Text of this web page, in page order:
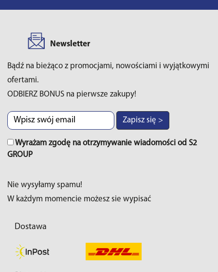
Newsletter
Bądź na bieżąco z promocjami, nowościami i wyjątkowymi
ofertami.
ODBIERZ BONUS na pierwsze zakupy!
Zapisz się >
Wyrażam zgodę na otrzymywanie wiadomości od S2
GROUP
Nie wysyłamy spamu!
W każdym momencie możesz sie wypisać
Dostawa